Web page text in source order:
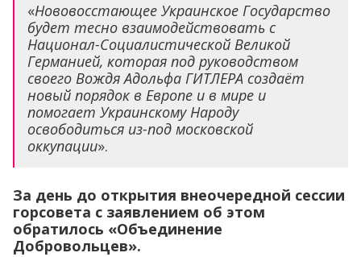
«Нововосстающее Украинское Государство
будет тесно взаимодействовать с
Национал-Социалистической Великой
Германией, которая под руководством
своего Вождя Адольфа ГИТЛЕРА создаёт
новый порядок в Европе и в мире и
помогает Украинскому Народу
освободиться из-под московской
оккупации».
За день до открытия внеочередной сессии
горсовета с заявлением об этом
обратилось «Объединение
Добровольцев».